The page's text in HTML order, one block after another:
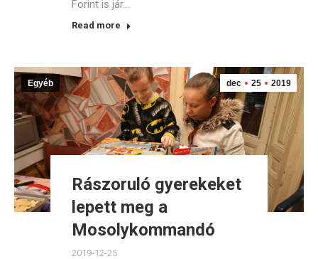
Forint is jár…
Read more
dec 25 2019
Egyéb
Rászoruló gyerekeket
lepett meg a
Mosolykommandó
2019-12-25